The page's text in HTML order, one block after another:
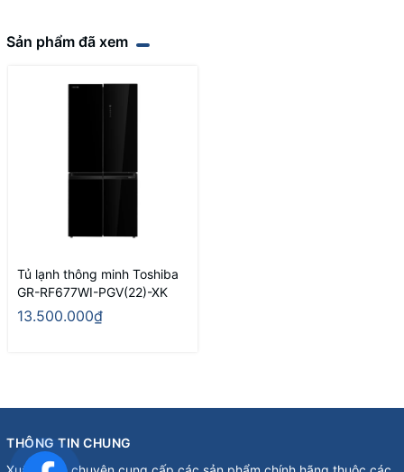
Sản phẩm đã xem
Tủ lạnh thông minh Toshiba
GR-RF677WI-PGV(22)-XK
13.500.000₫
THÔNG TIN CHUNG